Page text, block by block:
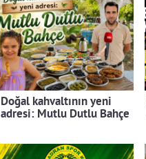
Doğal kahvaltının yeni
adresi: Mutlu Dutlu Bahçe